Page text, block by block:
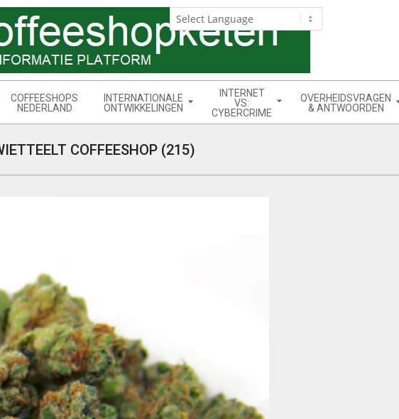
COFFEESHOPS
NEDERLAND
INTERNATIONALE
ONTWIKKELINGEN
INTERNET
VS:
CYBERCRIME
OVERHEIDSVRAGEN
& ANTWOORDEN
COFFEESHOP (215)